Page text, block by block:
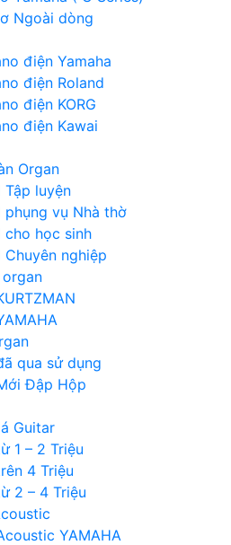
Ngoài dòng
điện Yamaha
điện Roland
điện KORG
điện Kawai
Organ
Tập luyện
phụng vụ Nhà thờ
cho học sinh
Chuyên nghiệp
qua sử dụng
Đập Hộp
Guitar
1 – 2 Triệu
4 Triệu
2 – 4 Triệu
YAMAHA